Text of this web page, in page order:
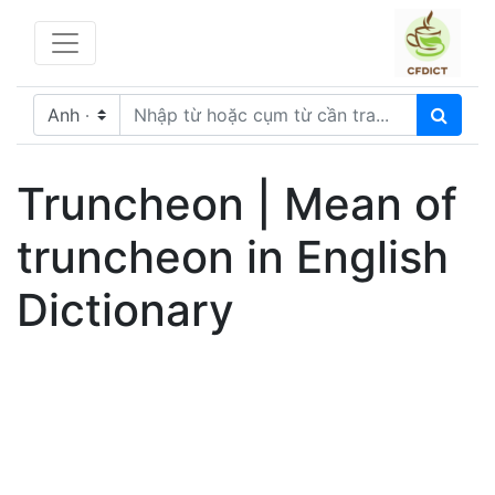
Truncheon | Mean of
truncheon in English
Dictionary